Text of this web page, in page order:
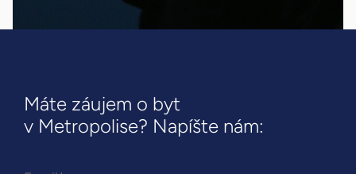
Máte záujem o byt
v Metropolise? Napíšte nám: